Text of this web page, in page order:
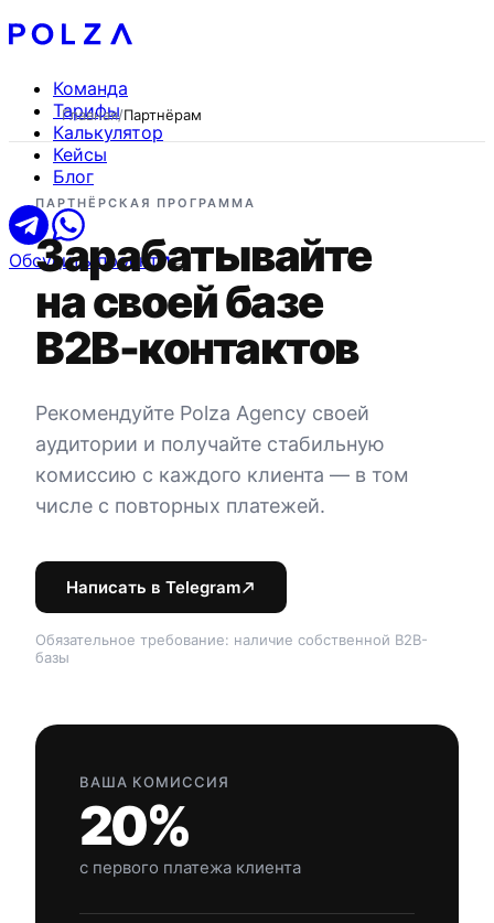
Команда
Тарифы
Калькулятор
Кейсы
Блог
Обсудить проект
Главная/Партнёрам
ПАРТНЁРСКАЯ ПРОГРАММА
Зарабатывайте
на своей базе
B2B-контактов
Рекомендуйте Polza Agency своей
аудитории и получайте стабильную
комиссию с каждого клиента — в том
числе с повторных платежей.
Написать в Telegram
Обязательное требование: наличие собственной B2B-
базы
ВАША КОМИССИЯ
20%
с первого платежа клиента